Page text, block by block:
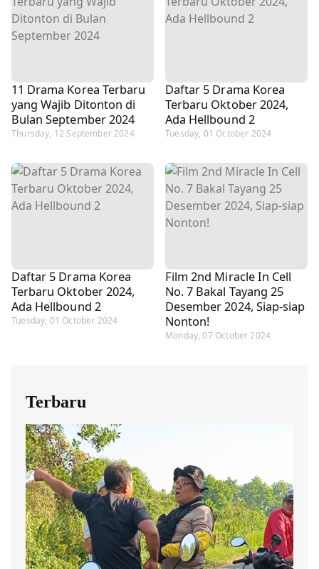
11 Drama Korea Terbaru
yang Wajib Ditonton di
Bulan September 2024
Thursday, 12 September 2024
Daftar 5 Drama Korea
Terbaru Oktober 2024,
Ada Hellbound 2
Tuesday, 01 October 2024
Daftar 5 Drama Korea
Terbaru Oktober 2024,
Ada Hellbound 2
Tuesday, 01 October 2024
Film 2nd Miracle In Cell
No. 7 Bakal Tayang 25
Desember 2024, Siap-siap
Nonton!
Monday, 07 October 2024
Terbaru